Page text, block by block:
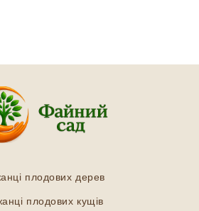
плодових дерев
плодових кущів